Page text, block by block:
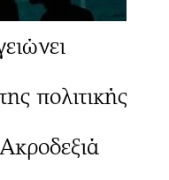
πολιτικής